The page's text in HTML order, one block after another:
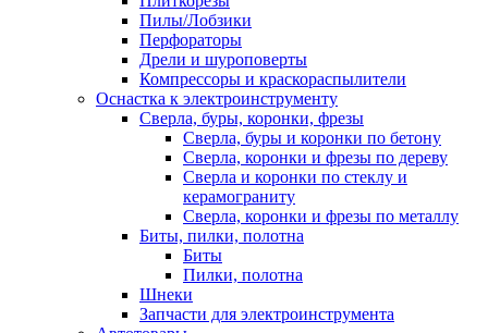
Пилы/Лобзики
Перфораторы
Дрели и шуроповерты
Компрессоры и краскораспылители
Оснастка к электроинструменту
Сверла, буры, коронки, фрезы
Сверла, буры и коронки по бетону
Сверла, коронки и фрезы по дереву
Сверла и коронки по стеклу и
керамограниту
Сверла, коронки и фрезы по металлу
Биты, пилки, полотна
Биты
Пилки, полотна
Шнеки
Запчасти для электроинструмента